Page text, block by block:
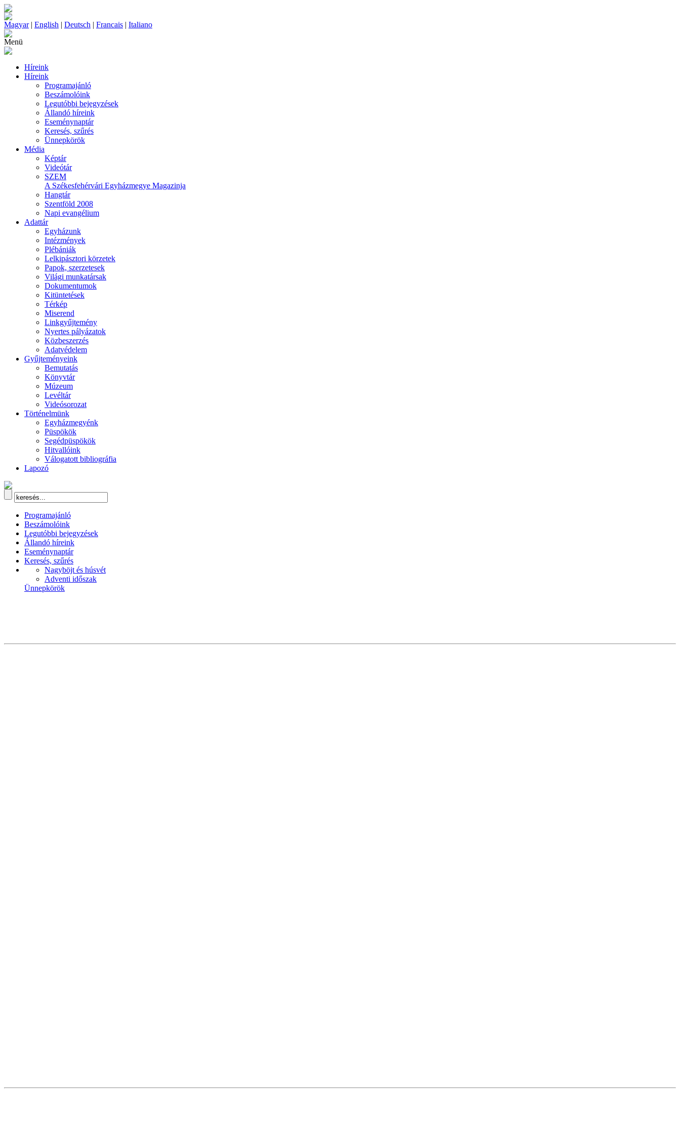
Magyar| English | Deutsch | Francais | Italiano
Menü
Híreink
Híreink
Programajánló
Beszámolóink
Legutóbbi bejegyzések
Állandó híreink
Eseménynaptár
Keresés, szűrés
Ünnepkörök
Média
Képtár
Videótár
SZEM
A Székesfehérvári Egyházmegye Magazinja
Hangtár
Szentföld 2008
Napi evangélium
Adattár
Egyházunk
Intézmények
Plébániák
Lelkipásztori körzetek
Papok, szerzetesek
Világi munkatársak
Dokumentumok
Kitüntetések
Térkép
Miserend
Linkgyűjtemény
Nyertes pályázatok
Közbeszerzés
Adatvédelem
Gyűjteményeink
Bemutatás
Könyvtár
Múzeum
Levéltár
Videósorozat
Történelmünk
Egyházmegyénk
Püspökök
Segédpüspökök
Hitvallóink
Válogatott bibliográfia
Lapozó
Programajánló
Beszámolóink
Legutóbbi bejegyzések
Állandó híreink
Eseménynaptár
Keresés, szűrés
Nagyböjt és húsvét
Adventi időszak
Ünnepkörök